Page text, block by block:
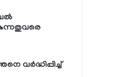
വര്‍ദ്ധിപ്പിച്ച്